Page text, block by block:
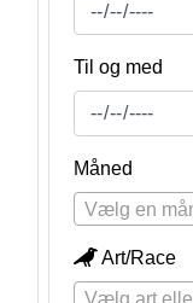
Til og med
Måned
Vælg en
Art/Race
Vælg art